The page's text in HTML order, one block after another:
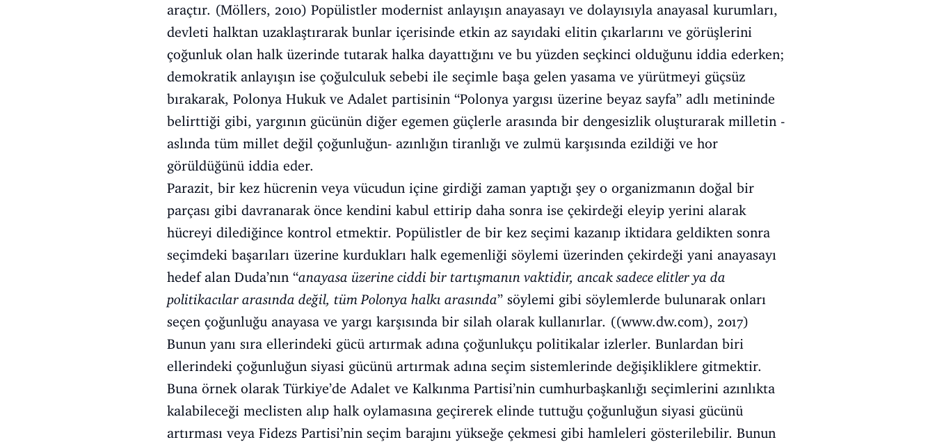
araçtır. (Möllers, 2010) Popülistler modernist anlayışın anayasayı ve dolayısıyla anayasal kurumları,
devleti halktan uzaklaştırarak bunlar içerisinde etkin az sayıdaki elitin çıkarlarını ve görüşlerini
çoğunluk olan halk üzerinde tutarak halka dayattığını ve bu yüzden seçkinci olduğunu iddia ederken;
demokratik anlayışın ise çoğulculuk sebebi ile seçimle başa gelen yasama ve yürütmeyi güçsüz
bırakarak, Polonya Hukuk ve Adalet partisinin “Polonya yargısı üzerine beyaz sayfa” adlı metininde
belirttiği gibi, yargının gücünün diğer egemen güçlerle arasında bir dengesizlik oluşturarak milletin -
aslında tüm millet değil çoğunluğun- azınlığın tiranlığı ve zulmü karşısında ezildiği ve hor
görüldüğünü iddia eder.
Parazit, bir kez hücrenin veya vücudun içine girdiği zaman yaptığı şey o organizmanın doğal bir
parçası gibi davranarak önce kendini kabul ettirip daha sonra ise çekirdeği eleyip yerini alarak
hücreyi dilediğince kontrol etmektir. Popülistler de bir kez seçimi kazanıp iktidara geldikten sonra
seçimdeki başarıları üzerine kurdukları halk egemenliği söylemi üzerinden çekirdeği yani anayasayı
hedef alan Duda’nın “anayasa üzerine ciddi bir tartışmanın vaktidir, ancak sadece elitler ya da
politikacılar arasında değil, tüm Polonya halkı arasında” söylemi gibi söylemlerde bulunarak onları
seçen çoğunluğu anayasa ve yargı karşısında bir silah olarak kullanırlar. ((www.dw.com), 2017)
Bunun yanı sıra ellerindeki gücü artırmak adına çoğunlukçu politikalar izlerler. Bunlardan biri
ellerindeki çoğunluğun siyasi gücünü artırmak adına seçim sistemlerinde değişikliklere gitmektir.
Buna örnek olarak Türkiye’de Adalet ve Kalkınma Partisi’nin cumhurbaşkanlığı seçimlerini azınlıkta
kalabileceği meclisten alıp halk oylamasına geçirerek elinde tuttuğu çoğunluğun siyasi gücünü
artırması veya Fidezs Partisi’nin seçim barajını yükseğe çekmesi gibi hamleleri gösterilebilir. Bunun